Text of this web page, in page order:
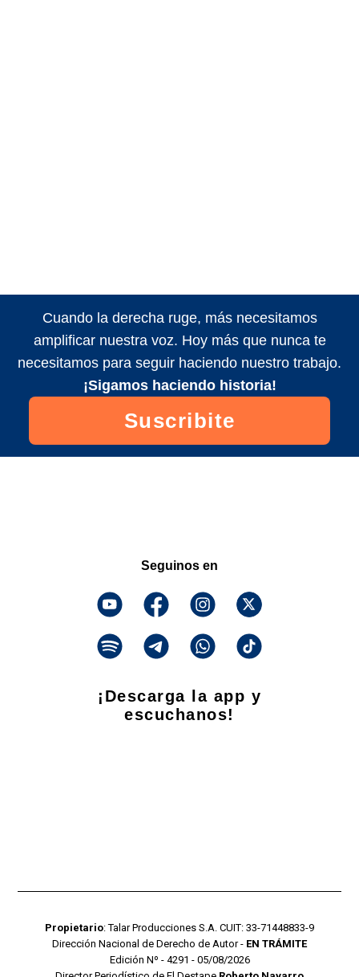
Cuando la derecha ruge, más necesitamos
amplificar nuestra voz. Hoy más que nunca te
necesitamos para seguir haciendo nuestro trabajo.
¡Sigamos haciendo historia!
Suscribite
Seguinos en
¡Descarga la app y
escuchanos!
Propietario: Talar Producciones S.A. CUIT: 33-71448833-9
Dirección Nacional de Derecho de Autor - EN TRÁMITE
Edición Nº - 4291 - 05/08/2026